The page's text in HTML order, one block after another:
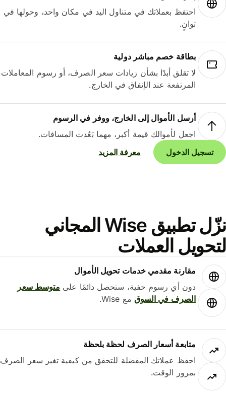
احتفظ بعملاتك في متناول اليد في مكان واحد، وحولها في
ثوانٍ.
بطاقة خصم مباشر دولية
لا تقلق أبدًا بشأن زيادات سعر الصرف، أو رسوم المعاملات
المرتفعة عند الإنفاق في الخارج.
أرسل الأموال إلى الخارج، ووفر في الرسوم
اجعل لأموالك قيمة أكبر، مهما بَعُدت المسافات.
تسجيل الدخول
معرفة المزيد
نزّل تطبيق Wise المجاني
العملات
مقارنة مقدمي خدمات تحويل الأموال
دون أي رسوم خفية، ستحصل دائمًا علىمتوسط ​​سعر
الصرف في السوقمع Wise.
متابعة أسعار الصرف لحظة بلحظة
احفظ عملاتك المفضلة للتحقق من كيفية تغير سعر الصرف
بمرور الوقت.